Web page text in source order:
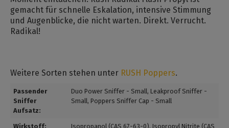
gemacht für schnelle Eskalation, intensive Stimmung
und Augenblicke, die nicht warten. Direkt. Verrucht.
Radikal!
Weitere Sorten stehen unter RUSH Poppers.
Passender
Sniffer
Aufsatz:
Duo Power Sniffer - Small, Leakproof Sniffer -
Small, Poppers Sniffer Cap - Small
Wirkstoff: Isopropanol (CAS 67-63-0), Isopropyl Nitrite (CAS